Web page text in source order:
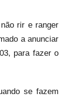
rir e ranger
a anunciar
para fazer o
se fazem